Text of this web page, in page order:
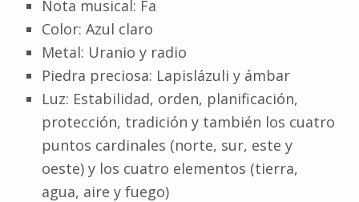
Nota musical: Fa
Color: Azul claro
Metal: Uranio y radio
Piedra preciosa: Lapislázuli y ámbar
Luz: Estabilidad, orden, planificación,
protección, tradición y también los cuatro
puntos cardinales (norte, sur, este y
oeste) y los cuatro elementos (tierra,
agua, aire y fuego)